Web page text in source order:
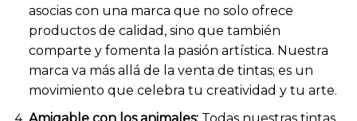
asocias con una marca que no solo ofrece
productos de calidad, sino que también
comparte y fomenta la pasión artística. Nuestra
marca va más allá de la venta de tintas; es un
movimiento que celebra tu creatividad y tu arte.